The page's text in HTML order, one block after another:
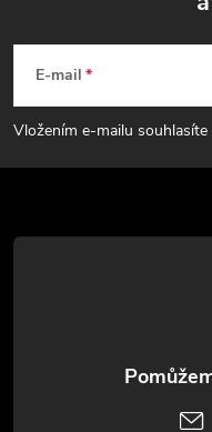
a
í
p
p
a
t
E-mail
Vložením e-mailu souhlasíte